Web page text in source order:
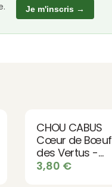
Je m'inscris →
CHOU CABUS
Cœur de Bœuf
des Vertus -
50 graines bio
3,80 €